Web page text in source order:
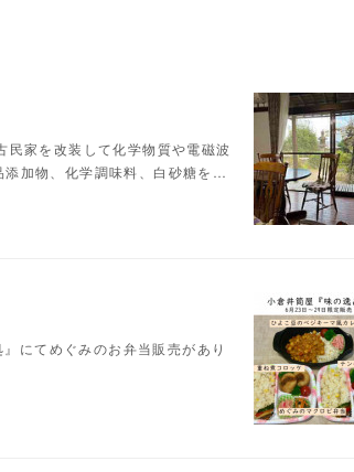
家を改装して化学物質や電磁波
添加物、化学調味料、白砂糖を…
にてめぐみのお弁当販売があり